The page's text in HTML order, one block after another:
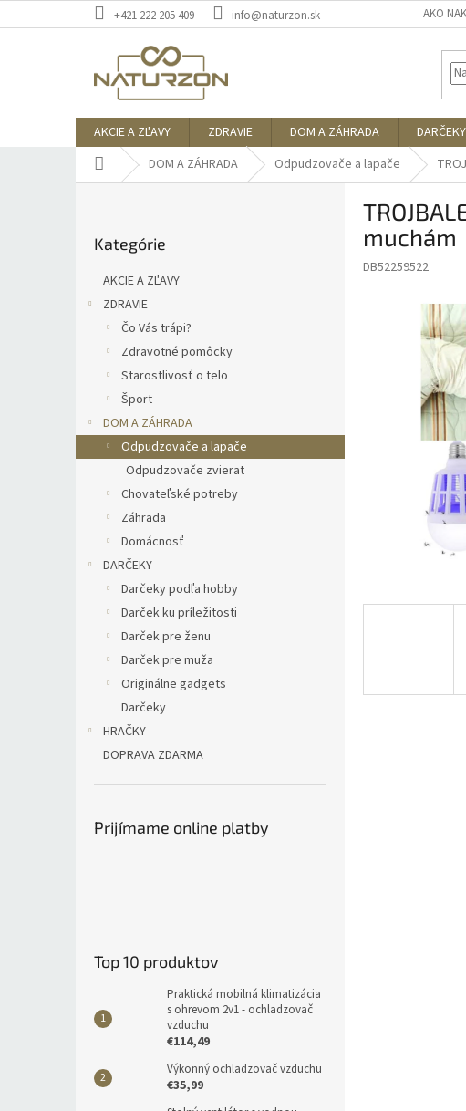
na
+421 222 205 409 info@naturzon.sk AKO
AKCIE A ZĽAVY ZDRAVIE DOM A ZÁHRADA DARČEKY
DomovDOM A ZÁHRADA Odpudzovače a lapače
kategórie
Kategórie
AKCIE A ZĽAVY
ZDRAVIE
Čo Vás trápi?
Zdravotné pomôcky
Starostlivosť o telo
Šport
DOM A ZÁHRADA
Odpudzovače a lapače
Odpudzovače zvierat
Chovateľské potreby
Záhrada
Domácnosť
DARČEKY
Darčeky podľa hobby
Darček ku príležitosti
Darček pre ženu
Darček pre muža
Originálne gadgets
Darčeky
HRAČKY
DOPRAVA ZDARMA
Prijímame online platby
Top 10 produktov
Praktická mobilná klimatizácia
s ohrevom 2v1 - ochladzovač
vzduchu
€114,49
Výkonný ochladzovač vzduchu
€35,99
muchám
DB52259522